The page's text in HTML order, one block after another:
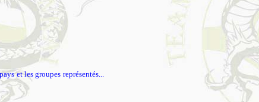
et les groupes représentés...